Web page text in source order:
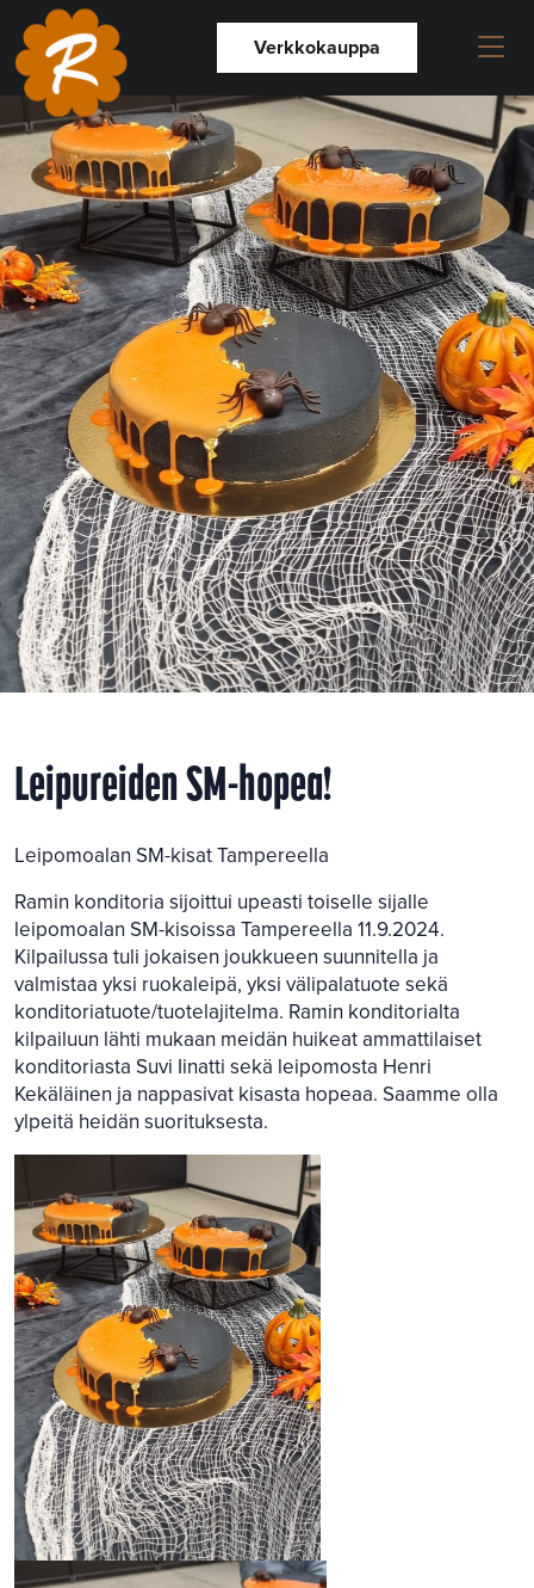
Verkkokauppa
Leipureiden SM-hopea!
Leipomoalan SM-kisat Tampereella
Ramin konditoria sijoittui upeasti toiselle sijalle
leipomoalan SM-kisoissa Tampereella 11.9.2024.
Kilpailussa tuli jokaisen joukkueen suunnitella ja
valmistaa yksi ruokaleipä, yksi välipalatuote sekä
konditoriatuote/tuotelajitelma. Ramin konditorialta
kilpailuun lähti mukaan meidän huikeat ammattilaiset
konditoriasta Suvi Iinatti sekä leipomosta Henri
Kekäläinen ja nappasivat kisasta hopeaa. Saamme olla
ylpeitä heidän suorituksesta.